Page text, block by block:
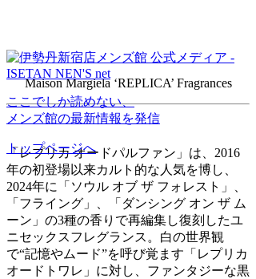
Maison Margiela ‘REPLICA’ Fragrances
「レプリカ オードパルファン」は、2016
年の初登場以来カルト的な人気を博し、
2024年に「ソウル オブ ザ フォレスト」、
「フライング」、「ダンシング オン ザ ム
ーン」の3種の香りで再編集し復刻したユ
ニセックスフレグランス。白の世界観
で“記憶やムード”を呼び覚ます「レプリカ
オードトワレ」に対し、ファンタジーな黒
ここでしか読めない、
メンズ館の最新情報を発信
トップページへ